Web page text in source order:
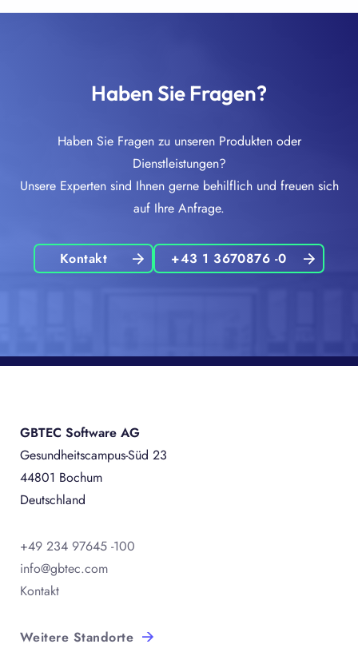
Haben Sie Fragen?
Haben Sie Fragen zu unseren Produkten oder
Dienstleistungen?
Unsere Experten sind Ihnen gerne behilflich und freuen sich
auf Ihre Anfrage.
Kontakt +43 1 3670876 -0
GBTEC Software AG
Gesundheitscampus-Süd 23
44801 Bochum
Deutschland
+49 234 97645 -100
info@gbtec.com
Kontakt
Weitere Standorte